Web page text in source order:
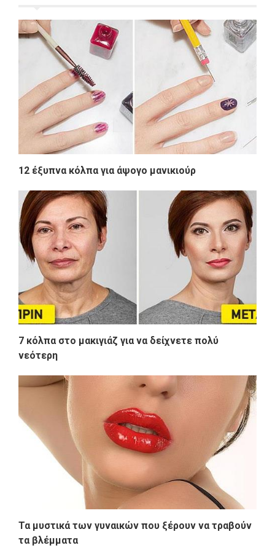
12 έξυπνα κόλπα για άψογο μανικιούρ
7 κόλπα στο μακιγιάζ για να δείχνετε πολύ
νεότερη
Τα μυστικά των γυναικών που ξέρουν να τραβούν
τα βλέμματα